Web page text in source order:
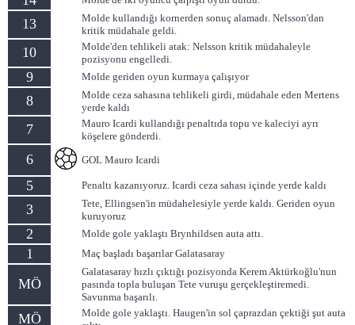
13
Molde kullandığı kornerden sonuç alamadı. Nelsson'dan
kritik müdahale geldi.
10
Molde'den tehlikeli atak: Nelsson kritik müdahaleyle
pozisyonu engelledi.
9 Molde geriden oyun kurmaya çalışıyor
8
Molde ceza sahasına tehlikeli girdi, müdahale eden Mertens
yerde kaldı
7
Mauro Icardi kullandığı penaltıda topu ve kaleciyi ayrı
köşelere gönderdi.
6 GOL Mauro Icardi
5 Penaltı kazanıyoruz. Icardi ceza sahası içinde yerde kaldı
3
Tete, Ellingsen'in müdahelesiyle yerde kaldı. Geriden oyun
kuruyoruz
2 Molde gole yaklaştı Brynhildsen auta attı.
1 Maç başladı başarılar Galatasaray
MÖ
Galatasaray hızlı çıktığı pozisyonda Kerem Aktürkoğlu'nun
pasında topla buluşan Tete vuruşu gerçekleştiremedi.
Savunma başarılı.
MÖ
Molde gole yaklaştı. Haugen'in sol çaprazdan çektiği şut auta